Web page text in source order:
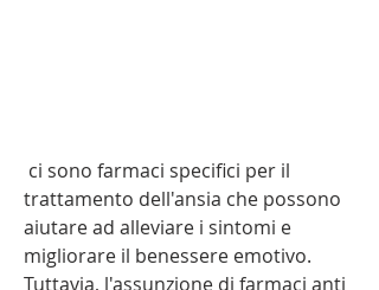
trattamento dell'ansia che possono
aiutare ad alleviare i sintomi e
migliorare il benessere emotivo.
Tuttavia, l'assunzione di farmaci anti